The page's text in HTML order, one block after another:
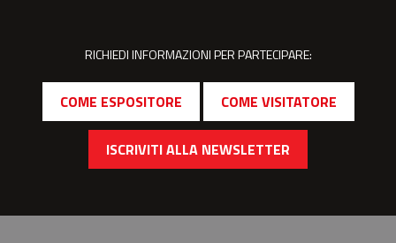
RICHIEDI INFORMAZIONI PER PARTECIPARE:
COME ESPOSITORE COME VISITATORE
ISCRIVITI ALLA NEWSLETTER